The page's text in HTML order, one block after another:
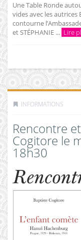
Une Table Ronde
vides avec les autrices
contourne
et STÉPHANIE ... Lire
INFORMATIONS
Rencontre
Cogitore le
18h30